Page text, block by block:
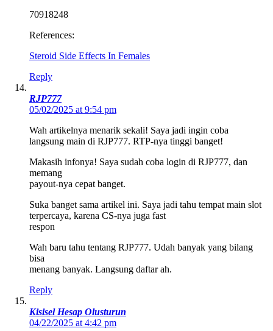
70918248
References:
Steroid Side Effects In Females
Reply
RJP777
05/02/2025 at 9:54 pm
Wah artikelnya menarik sekali! Saya jadi ingin coba
langsung main di RJP777. RTP-nya tinggi banget!
Makasih infonya! Saya sudah coba login di RJP777, dan
memang
payout-nya cepat banget.
Suka banget sama artikel ini. Saya jadi tahu tempat main slot
terpercaya, karena CS-nya juga fast
respon
Wah baru tahu tentang RJP777. Udah banyak yang bilang
bisa
menang banyak. Langsung daftar ah.
Reply
Kisisel Hesap Olusturun
04/22/2025 at 4:42 pm